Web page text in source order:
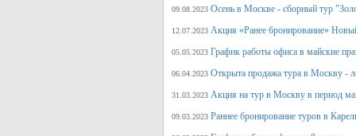
09.08.2023 Осень в Москве - сборный тур
12.07.2023 Акция «Ранее бронирование»
05.05.2023 График работы офиса в майские
06.04.2023 Открыта продажа тура в Москву -
31.03.2023 Акция на тур в Москву в период
09.03.2023 Раннее бронирование туров в